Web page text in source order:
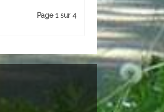
Page 1 sur 4